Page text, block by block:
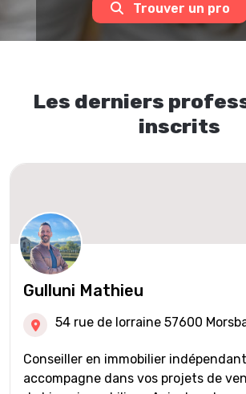
Trouver un pro
Les derniers
inscrits
Gulluni Mathieu
54 rue de lorraine 57600
Conseiller en immobilier
accompagne dans vos projets de